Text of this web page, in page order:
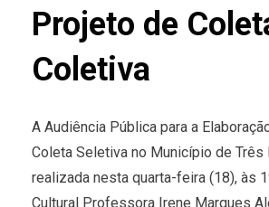
Projeto de
Coletiva
A Audiência Pública para a
Coleta Seletiva no Município de Três
realizada nesta quarta-feira (18), às
Cultural Professora Irene Marques